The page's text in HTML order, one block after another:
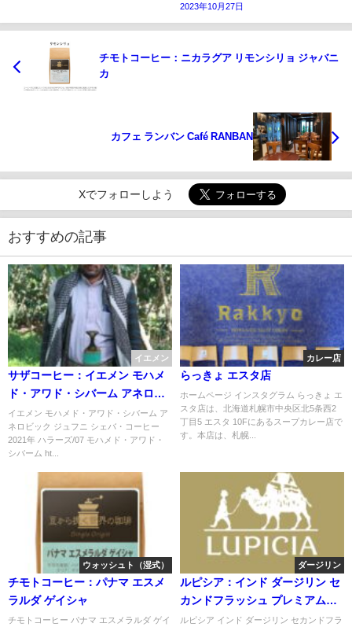
2023年10月27日
チモトコーヒー：ニカラグア リモンシリョ ジャバニ
カ
カフェ ランバン Café RANBAN
Xでフォローしよう
おすすめの記事
イエメン
サザコーヒー：イエメン モハメ
ド・アワド・シバーム アネロビ
ック ジュフニ シェバ・コーヒー
2021年 ハラーズ/07
イエメン モハメド・アワド・シバーム ア
ネロビック ジュフニ シェバ・コーヒー
2021年 ハラーズ/07 モハメド・アワド・
シバーム ht...
カレー店
らっきょ エスタ店
ホームページ インスタグラム らっきょ エ
スタ店は、北海道札幌市中央区北5条西2
丁目5 エスタ 10Fにあるスープカレー店で
す。本店は、札幌...
ウォッシュト（湿式）
チモトコーヒー：パナマ エスメ
ラルダ ゲイシャ
チモトコーヒー パナマ エスメラルダ ゲイ
ダージリン
ルピシア：インド ダージリン セ
カンドフラッシュ プレミアム
2025 ダージリン夏摘み
ルピシア インド ダージリン セカンドフラ